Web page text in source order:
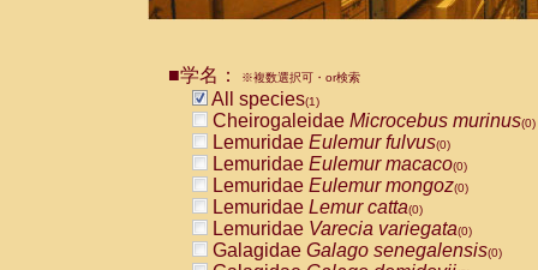
■学名： ※複数選択可・or検索
All species(1)
Cheirogaleidae Microcebus murinus(0)
Lemuridae Eulemur fulvus(0)
Lemuridae Eulemur macaco(0)
Lemuridae Eulemur mongoz(0)
Lemuridae Lemur catta(0)
Lemuridae Varecia variegata(0)
Galagidae Galago senegalensis(0)